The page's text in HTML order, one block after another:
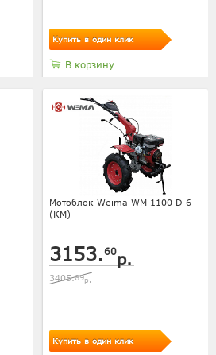
Купить в один клик
В корзину
Мотоблок Weima WM 1100 D-6
(КМ)
3153.60р.
3405.89р.
Купить в один клик